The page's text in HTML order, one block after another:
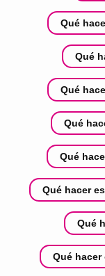
Qué
Qué
Qué
Qué
Qué
Qué hacer
Qué
Qué hacer